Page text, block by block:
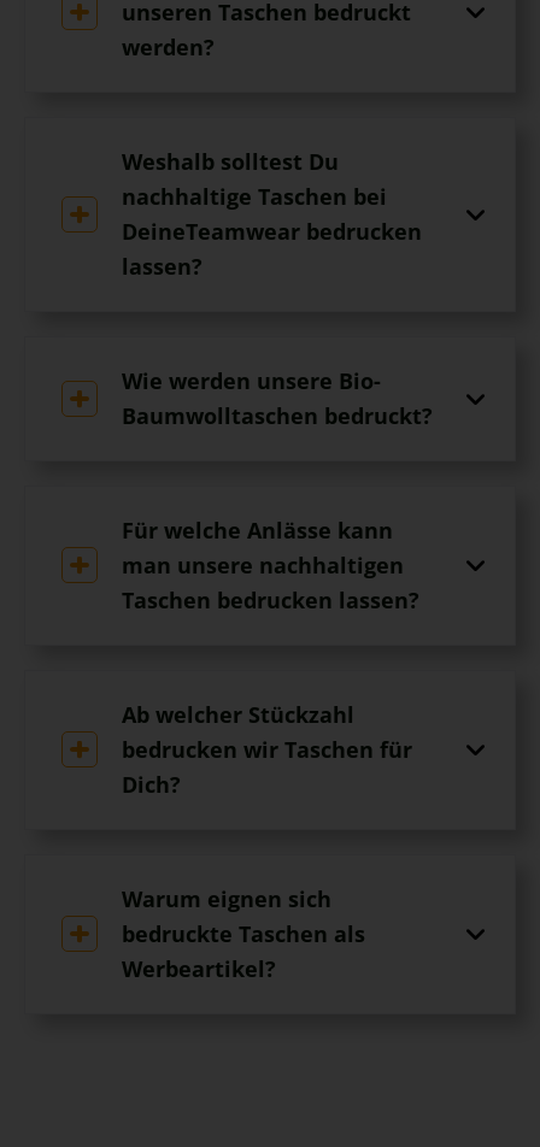
unseren Taschen bedruckt
werden?
Weshalb solltest Du
nachhaltige Taschen bei
DeineTeamwear bedrucken
lassen?
Wie werden unsere Bio-
Baumwolltaschen bedruckt?
Für welche Anlässe kann
man unsere nachhaltigen
Taschen bedrucken lassen?
Ab welcher Stückzahl
bedrucken wir Taschen für
Dich?
Warum eignen sich
bedruckte Taschen als
Werbeartikel?